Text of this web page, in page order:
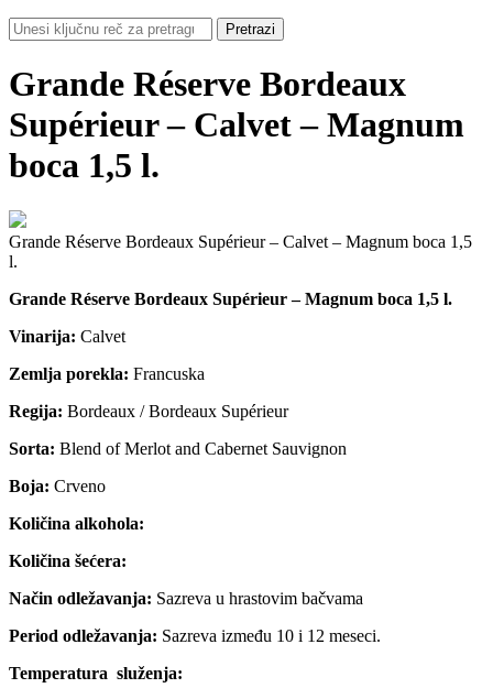
Grande Réserve Bordeaux
Supérieur – Calvet – Magnum
boca 1,5 l.
Grande Réserve Bordeaux Supérieur – Calvet – Magnum boca 1,5
l.
Grande Réserve Bordeaux Supérieur – Magnum boca 1,5 l.
Vinarija: Calvet
Zemlja porekla: Francuska
Regija: Bordeaux / Bordeaux Supérieur
Sorta: Blend of Merlot and Cabernet Sauvignon
Boja: Crveno
Količina alkohola:
Količina šećera:
Način odležavanja: Sazreva u hrastovim bačvama
Period odležavanja: Sazreva između 10 i 12 meseci.
Temperatura služenja: